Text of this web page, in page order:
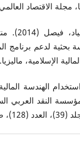
مجلة الاقتصاد
-
بحثية لدعم برنامج
الإسلامية، ماليزيا.
أحمد (2020). استخدام
النقد العربي
31-55.